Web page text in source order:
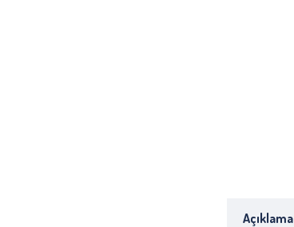
Açıklama